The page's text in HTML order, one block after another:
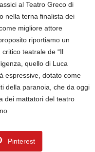
al Teatro Greco di
nella terna finalista dei
migliore attore
riportiamo un
teatrale de “Il
quello di Luca
espressive, dotato come
della paranoia, che da oggi
dei mattatori del teatro
Pinterest